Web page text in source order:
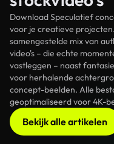
Download Speculatief
voor je creatieve
samengestelde mix van
video's – die echte
vastleggen – naast
voor herhalende
concept-beelden. Alle
geoptimaliseerd voor 4K-
Bekijk alle artikelen